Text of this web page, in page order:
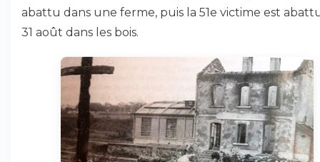
abattu dans une ferme, puis la 51e victime est
31 août dans les bois.